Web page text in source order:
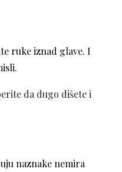
ruke iznad glave. I
da dugo dišete i
naznake nemira